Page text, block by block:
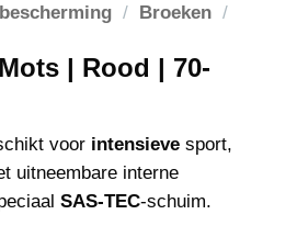
/ Broeken /
| Rood | 70-
voor intensieve sport,
uitneembare interne
SAS-TEC-schuim.